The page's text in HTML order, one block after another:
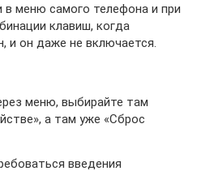
в меню самого телефона и при
клавиш, когда
и он даже не включается.
меню, выбирайте там
а там уже «Сброс
введения